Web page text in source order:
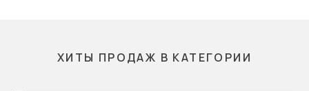
ХИТЫ ПРОДАЖ В КАТЕГОРИИ